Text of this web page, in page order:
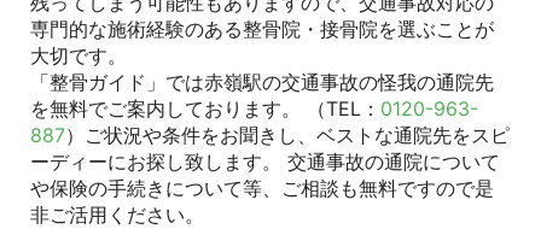
専門的な施術経験のある整骨院・接骨院を選ぶことが
大切です。
「整骨ガイド」では赤嶺駅の交通事故の怪我の通院先
を無料でご案内しております。 （TEL： 0120-963-
887）ご状況や条件をお聞きし、ベストな通院先をスピ
ーディーにお探し致します。 交通事故の通院について
や保険の手続きについて等、ご相談も無料ですので是
非ご活用ください。